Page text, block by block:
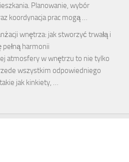
Planowanie, wybór
koordynacja prac mogą …
wnętrza: jak stworzyć trwałą i
harmonii
atmosfery w wnętrzu to nie tylko
wszystkim odpowiedniego
jak kinkiety, …